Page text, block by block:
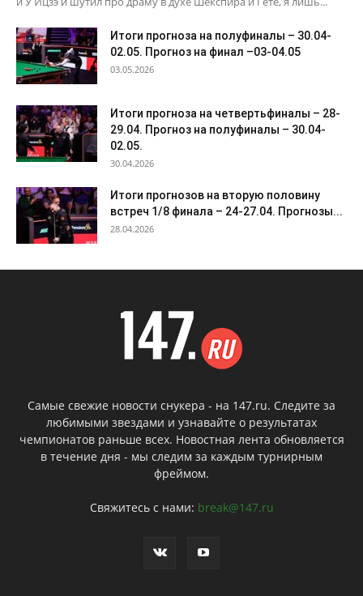
Итоги прогноза на полуфиналы – 30.04-
02.05. Прогноз на финал –03-04.05
03.05.2026
Итоги прогноза на четвертьфиналы – 28-
29.04. Прогноз на полуфиналы – 30.04-
02.05.
30.04.2026
Итоги прогнозов на вторую половину
встреч 1/8 финала – 24-27.04. Прогнозы...
28.04.2026
Самые свежие новости снукера - на 147.ru. Следите за
любимыми звездами и узнавайте о результатах
чемпионатов раньше всех. Новостная лента обновляется
в течение дня - мы следим за каждым турнирным
фреймом.
Свяжитесь с нами: break@147.ru